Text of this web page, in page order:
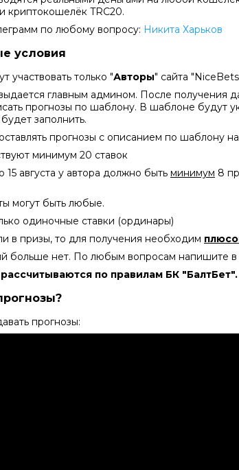
криптокошелёк TRC20.
по любому вопросу: Никита Харьков
условия
участвовать только "Авторы" сайта
главным админом. После получения
прогнозы по шаблону. В шаблоне будут
заполнить.
прогнозы с описанием по шаблону
минимум 20 ставок
15 августа у автора должно быть минимум 8
могут быть любые.
одиночные ставки (ординары)
в призы, то для получения необходим
больше нет. По любым вопросам напишите в
по правилам БК "БалтБет".
прогнозы: